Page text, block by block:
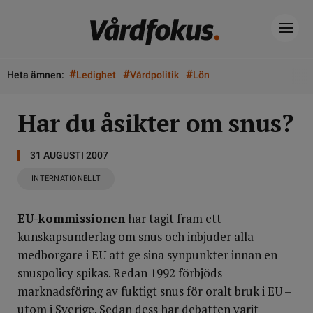
Heta ämnen: #Ledighet #Vårdpolitik #Lön
Har du åsikter om snus?
31 AUGUSTI 2007
INTERNATIONELLT
EU-kommissionen har tagit fram ett
kunskapsunderlag om snus och inbjuder alla
medborgare i EU att ge sina synpunkter innan en
snuspolicy spikas. Redan 1992 förbjöds
marknadsföring av fuktigt snus för oralt bruk i EU –
utom i Sverige. Sedan dess har debatten varit